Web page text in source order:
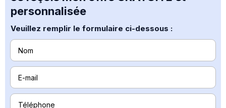
personnalisée
Veuillez remplir le formulaire ci-dessous :